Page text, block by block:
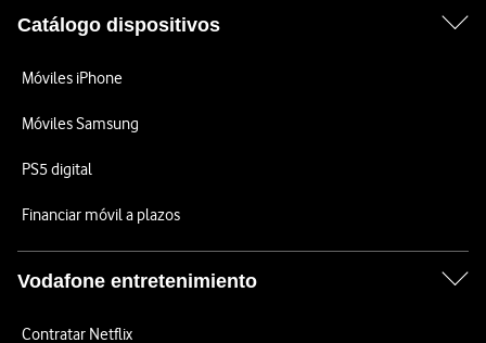
Catálogo dispositivos
Móviles iPhone
Móviles Samsung
PS5 digital
Financiar móvil a plazos
Vodafone entretenimiento
Contratar Netflix